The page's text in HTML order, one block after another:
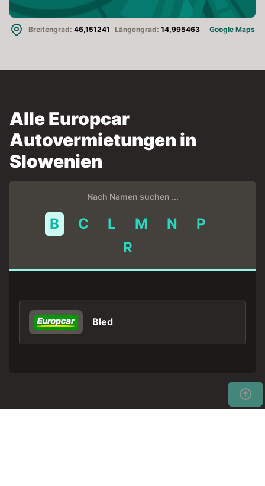
Breitengrad: 46,151241 Längengrad: 14,995463 Google Maps
Alle Europcar
Autovermietungen in
Slowenien
Nach Namen suchen ...
B C L M N
P
R
Bled